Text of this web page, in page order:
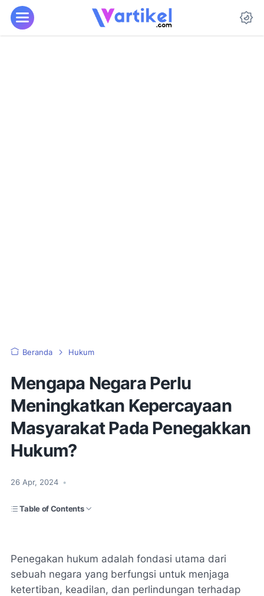
Beranda Hukum
Mengapa Negara Perlu
Meningkatkan Kepercayaan
Masyarakat Pada Penegakkan
Hukum?
26 Apr, 2024 •
Table of Contents
Penegakan hukum adalah fondasi utama dari
sebuah negara yang berfungsi untuk menjaga
ketertiban, keadilan, dan perlindungan terhadap